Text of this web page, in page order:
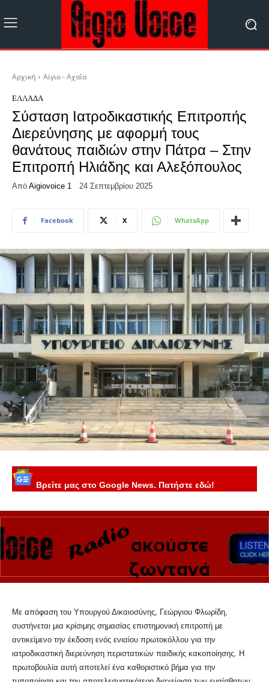
Αρχική Αίγιο - Αχαΐα
ΕΛΛΆΔΑ
Σύσταση Ιατροδικαστικής Επιτροπής
Διερεύνησης με αφορμή τους
θανάτους παιδιών στην Πάτρα – Στην
Επιτροπή Ηλιάδης και Αλεξόπουλος
Από Aigiovoice 1 24 Σεπτεμβρίου 2025
Facebook X WhatsApp
Βρείτε μας στο Google News. Πατήστε εδώ!
Με απόφαση του Υπουργού Δικαιοσύνης, Γεώργιου Φλωρίδη,
συστήνεται μια κρίσιμης σημασίας επιστημονική επιτροπή με
αντικείμενο την έκδοση ενός ενιαίου πρωτοκόλλου για την
ιατροδικαστική διερεύνηση περιστατικών παιδικής κακοποίησης. Η
πρωτοβουλία αυτή αποτελεί ένα καθοριστικό βήμα για την